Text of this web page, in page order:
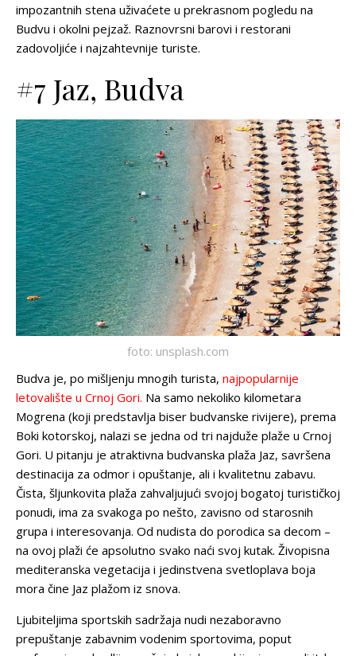
impozantnih stena uživaćete u prekrasnom pogledu na
Budvu i okolni pejzaž. Raznovrsni barovi i restorani
zadovoljiće i najzahtevnije turiste.
#7 Jaz, Budva
foto: unsplash.com
Budva je, po mišljenju mnogih turista, najpopularnije
letovalište u Crnoj Gori. Na samo nekoliko kilometara
Mogrena (koji predstavlja biser budvanske rivijere), prema
Boki kotorskoj, nalazi se jedna od tri najduže plaže u Crnoj
Gori. U pitanju je atraktivna budvanska plaža Jaz, savršena
destinacija za odmor i opuštanje, ali i kvalitetnu zabavu.
Čista, šljunkovita plaža zahvaljujući svojoj bogatoj turističkoj
ponudi, ima za svakoga po nešto, zavisno od starosnih
grupa i interesovanja. Od nudista do porodica sa decom –
na ovoj plaži će apsolutno svako naći svoj kutak. Živopisna
mediteranska vegetacija i jedinstvena svetloplava boja
mora čine Jaz plažom iz snova.
Ljubiteljima sportskih sadržaja nudi nezaboravno
prepuštanje zabavnim vodenim sportovima, poput